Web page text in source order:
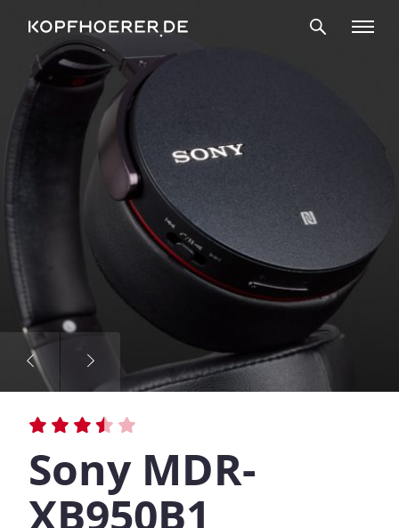
Sony MDR-
XB950B1